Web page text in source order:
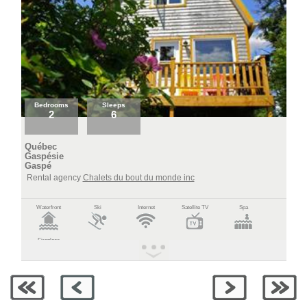
Bedrooms
2
Sleeps
6
Québec
Gaspésie
Gaspé
Rental agency Chalets du bout du monde inc
Waterfront Ski Internet Satellite TV Spa
Fireplace